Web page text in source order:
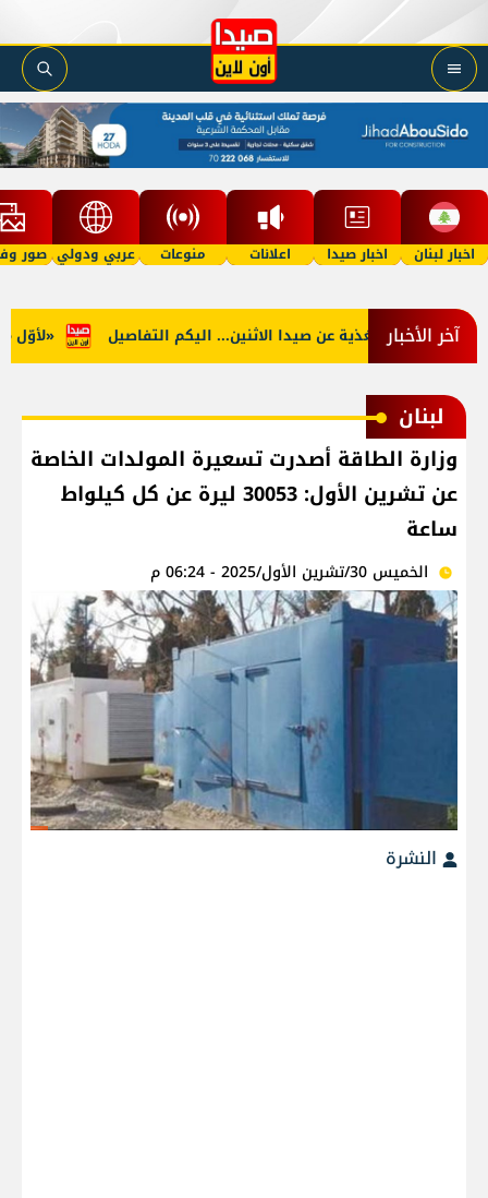
اخبار لبنان اخبار صيدا اعلانات منوعات عربي ودولي صور
آخر الأخبار «لأوّل توقف التغذية عن صيدا الاثنين... اليكم التفاصيل
لبنان
وزارة الطاقة أصدرت تسعيرة المولدات الخاصة
عن تشرين الأول: 30053 ليرة عن كل كيلواط
ساعة
الخميس 30/تشرين الأول/2025 - 06:24 م
النشرة